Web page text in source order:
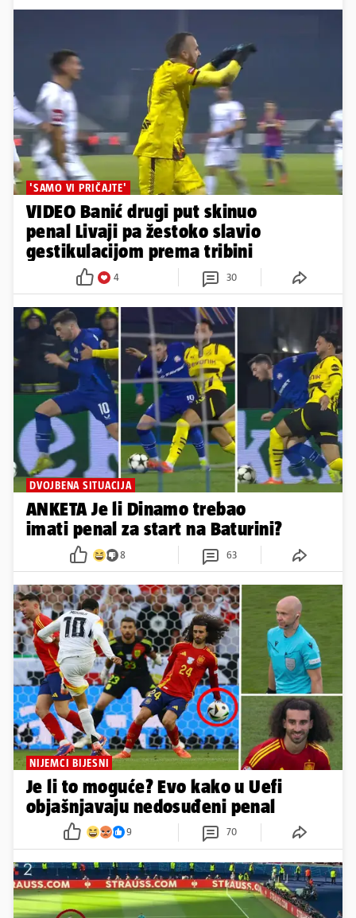
'SAMO VI PRIČAJTE'
VIDEO Banić drugi put skinuo
penal Livaji pa žestoko slavio
gestikulacijom prema tribini
4 30
DVOJBENA SITUACIJA
ANKETA Je li Dinamo trebao
imati penal za start na Baturini?
8 63
NIJEMCI BIJESNI
Je li to moguće? Evo kako u Uefi
objašnjavaju nedosuđeni penal
9 70